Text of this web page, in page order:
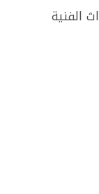
الفنية